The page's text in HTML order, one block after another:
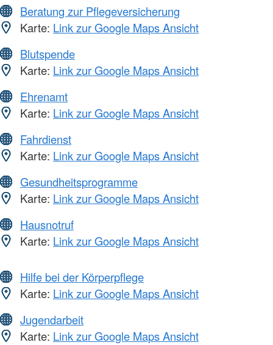
Beratung zur Pflegeversicherung
Karte: Link zur Google Maps Ansicht
Blutspende
Karte: Link zur Google Maps Ansicht
Ehrenamt
Karte: Link zur Google Maps Ansicht
Fahrdienst
Karte: Link zur Google Maps Ansicht
Gesundheitsprogramme
Karte: Link zur Google Maps Ansicht
Hausnotruf
Karte: Link zur Google Maps Ansicht
Hilfe bei der Körperpflege
Karte: Link zur Google Maps Ansicht
Jugendarbeit
Karte: Link zur Google Maps Ansicht